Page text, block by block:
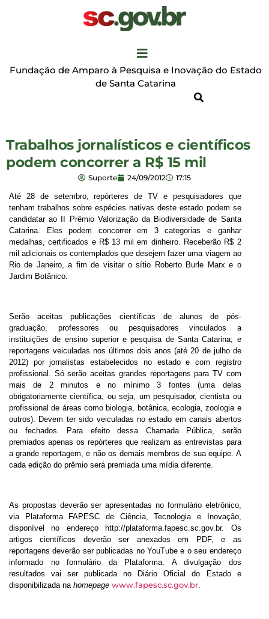
Fundação de Amparo à Pesquisa e Inovação do Estado
de Santa Catarina
Trabalhos jornalísticos e científicos
podem concorrer a R$ 15 mil
Suporte 24/09/2012 17:15
Até 28 de setembro, repórteres de TV e pesquisadores que
tenham trabalhos sobre espécies nativas deste estado podem se
candidatar ao II Prêmio Valorização da Biodiversidade de Santa
Catarina. Eles podem concorrer em 3 categorias e ganhar
medalhas, certificados e R$ 13 mil em dinheiro. Receberão R$ 2
mil adicionais os contemplados que desejem fazer uma viagem ao
Rio de Janeiro, a fim de visitar o sítio Roberto Burle Marx e o
Jardim Botânico.
Serão aceitas publicações científicas de alunos de pós-
graduação, professores ou pesquisadores vinculados a
instituições de ensino superior e pesquisa de Santa Catarina; e
reportagens veiculadas nos últimos dois anos (até 20 de julho de
2012) por jornalistas estabelecidos no estado e com registro
profissional. Só serão aceitas grandes reportagens para TV com
mais de 2 minutos e no mínimo 3 fontes (uma delas
obrigatoriamente científica, ou seja, um pesquisador, cientista ou
profissional de áreas como biologia, botânica, ecologia, zoologia e
outros). Devem ter sido veiculadas no estado em canais abertos
ou fechados. Para efeito dessa Chamada Pública, serão
premiados apenas os repórteres que realizam as entrevistas para
a grande reportagem, e não os demais membros de sua equipe. A
cada edição do prêmio será premiada uma mídia diferente.
As propostas deverão ser apresentadas no formulário eletrônico,
via Plataforma FAPESC de Ciência, Tecnologia e Inovação,
disponível no endereço http://plataforma.fapesc.sc.gov.br. Os
artigos científicos deverão ser anexados em PDF, e as
reportagens deverão ser publicadas no YouTube e o seu endereço
informado no formulário da Plataforma. A divulgação dos
resultados vai ser publicada no Diário Oficial do Estado e
disponibilizada na homepage www.fapesc.sc.gov.br